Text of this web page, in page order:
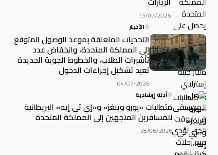
15/07/2026
الأخبار
التحديات المتعلقة بموعد الوصول المتوقع
إلى المملكة المتحدة، وانخفاض عدد
تأشيرات الطلاب، والخطوط الجوية الجديدة
تعيد تشكيل إجراءات الدخول
04/07/2026
أدلة إرشادية
متطلبات «يورو وينغز» و«إي تي إيه» البريطانية
للمسافرين المتجهين إلى المملكة المتحدة
28/06/2026